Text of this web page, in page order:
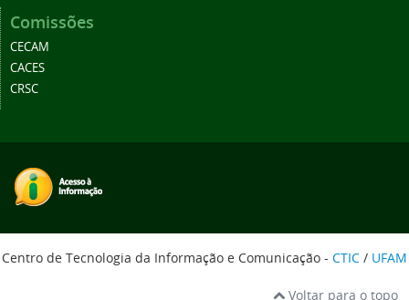
Comissões
CECAM
CACES
CRSC
Centro de Tecnologia da Informação e Comunicação - CTIC / UFAM
Voltar para o topo